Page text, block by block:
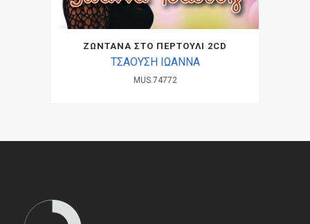
ΖΩΝΤΑΝΑ ΣΤΟ ΠΕΡΤΟΥΛΙ 2CD
ΤΣΑΟΥΣΗ ΙΩΑΝΝΑ
MUS.74772